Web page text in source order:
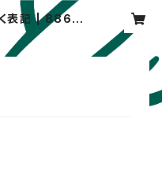
く表記 | 8869